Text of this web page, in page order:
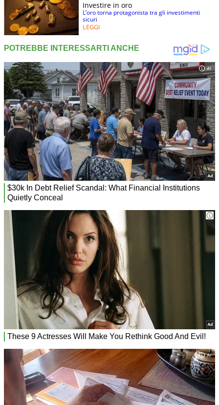
Investire in oro
L’oro torna protagonista tra gli investimenti
sicuri
LEGGI